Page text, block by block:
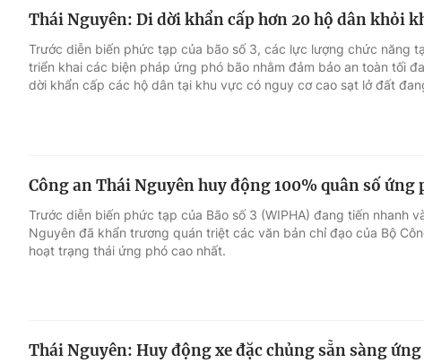
Điện ảnh
Âm nhạc
Sao
Làm đẹp
Chất lượng cuộc sống
Thái Nguyên: Di dời khẩn cấp hơn 20 hộ dân khỏi
Trước diễn biến phức tạp của bão số 3, các lực lượng chức năng
triển khai các biện pháp ứng phó bão nhằm đảm bảo an toàn tối
dời khẩn cấp các hộ dân tại khu vực có nguy cơ cao sạt lở đất
Công an Thái Nguyên huy động 100% quân số ứng
Trước diễn biến phức tạp của Bão số 3 (WIPHA) đang tiến nhanh
Nguyên đã khẩn trương quán triệt các văn bản chỉ đạo của Bộ
hoạt trạng thái ứng phó cao nhất.
Thái Nguyên: Huy động xe đặc chủng sẵn sàng